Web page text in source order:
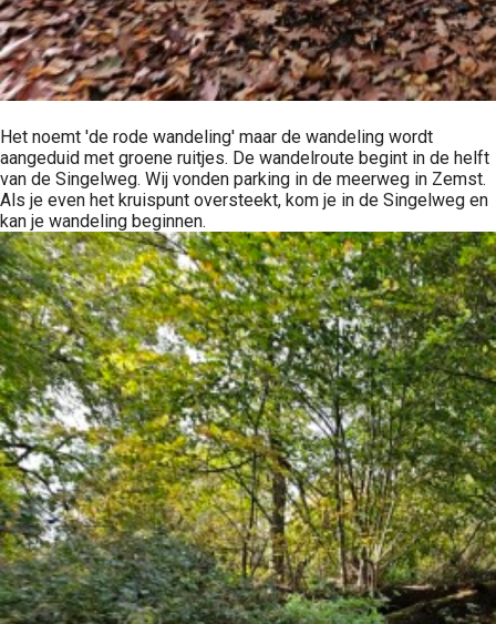
Het noemt 'de rode wandeling' maar de wandeling wordt
aangeduid met groene ruitjes. De wandelroute begint in de helft
van de Singelweg. Wij vonden parking in de meerweg in Zemst.
Als je even het kruispunt oversteekt, kom je in de Singelweg en
kan je wandeling beginnen.